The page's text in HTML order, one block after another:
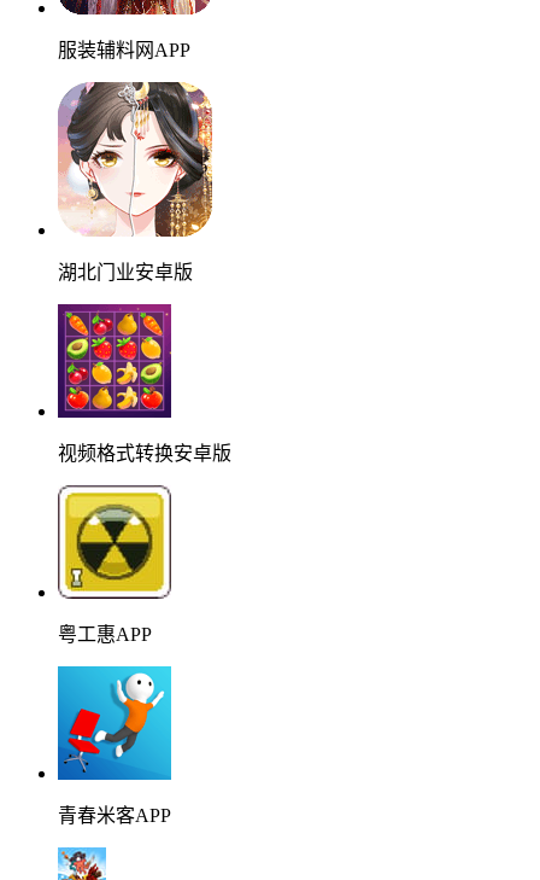
服装辅料网APP
湖北门业安卓版
视频格式转换安卓版
粤工惠APP
青春米客APP